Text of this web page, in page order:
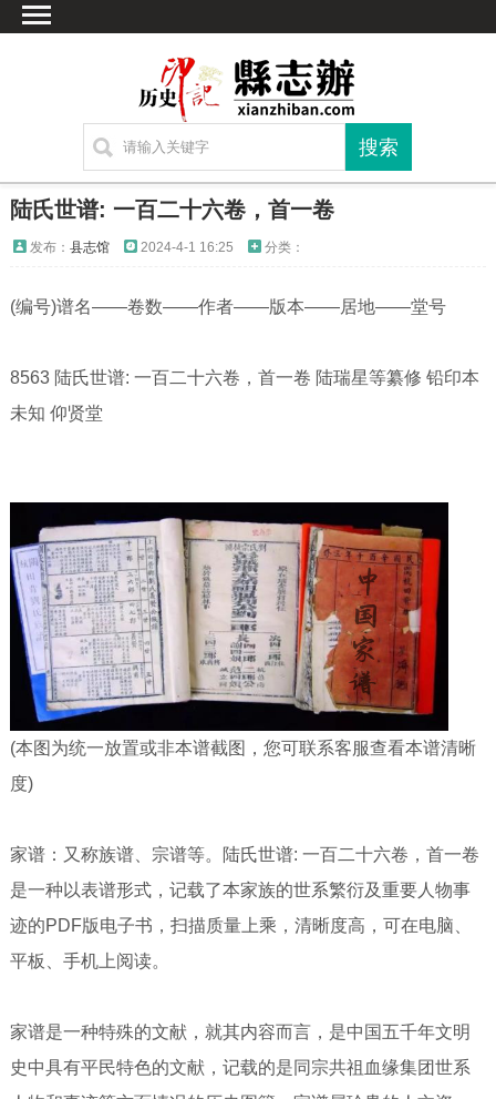
方志
繁体字转换
陆氏世谱: 一百二十六卷，首一卷
发布： 县志馆 2024-4-1 16:25 分类：
(编号)谱名——卷数——作者——版本——居地——堂号
8563 陆氏世谱: 一百二十六卷，首一卷 陆瑞星等纂修 铅印本
未知 仰贤堂
(本图为统一放置或非本谱截图，您可联系客服查看本谱清晰
度)
家谱：又称族谱、宗谱等。陆氏世谱: 一百二十六卷，首一卷
是一种以表谱形式，记载了本家族的世系繁衍及重要人物事
迹的PDF版电子书，扫描质量上乘，清晰度高，可在电脑、
平板、手机上阅读。
家谱是一种特殊的文献，就其内容而言，是中国五千年文明
史中具有平民特色的文献，记载的是同宗共祖血缘集团世系